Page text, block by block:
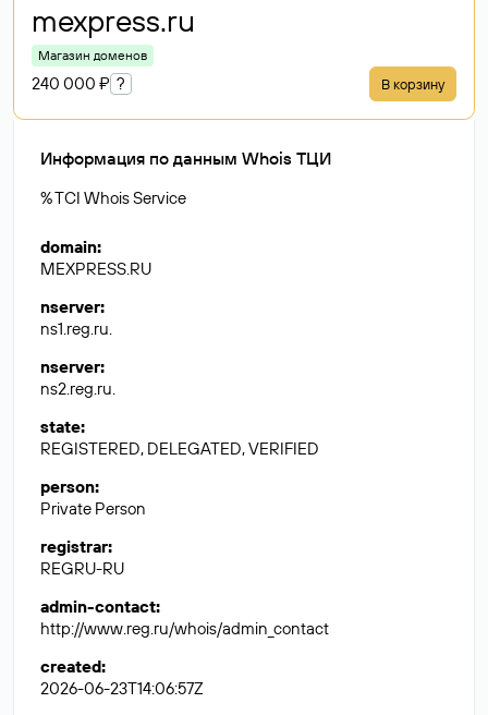
mexpress.ru
Магазин доменов
240 000 ₽ ? В корзину
Информация по данным Whois ТЦИ
% TCI Whois Service
domain:
MEXPRESS.RU
nserver:
ns1.reg.ru.
nserver:
ns2.reg.ru.
state:
REGISTERED, DELEGATED, VERIFIED
person:
Private Person
registrar:
REGRU-RU
admin-contact:
http://www.reg.ru/whois/admin_contact
created:
2026-06-23T14:06:57Z